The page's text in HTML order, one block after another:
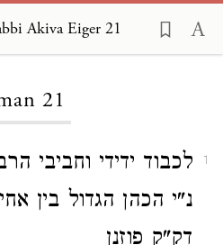
Akiva Eiger 21
21
1
לכבוד ידידי וחביבי
נ"י הכהן הגדול בין